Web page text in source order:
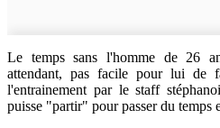
Le temps sans l'homme de 26
attendant, pas facile pour lui de
l'entrainement par le staff
puisse "partir" pour passer du temps